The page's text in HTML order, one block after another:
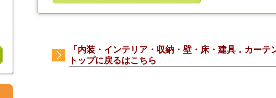
「内装・インテリア・収納・壁・床・建具．カーテ
トップに戻るはこちら